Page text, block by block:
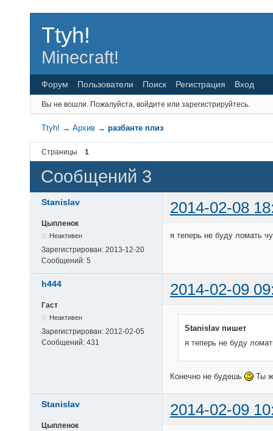
Ttyh!
Minecraft!
Форум Пользователи Поиск Регистрация Вход
Вы не вошли. Пожалуйста, войдите или зарегистрируйтесь.
Ttyh! →Архив →разбанте плиз
Страницы 1
Сообщений 3
Stanislav 2014-02-08
Цыпленок
Неактивен
Зарегистрирован: 2013-12-20
Сообщений: 5
я теперь не буду ломать
h444 2014-02-09
Гаст
Неактивен
Зарегистрирован: 2012-02-05
Сообщений: 431
Stanislav пишет
я теперь не буду
Конечно не будешь Ты
Stanislav 2014-02-09
Цыпленок